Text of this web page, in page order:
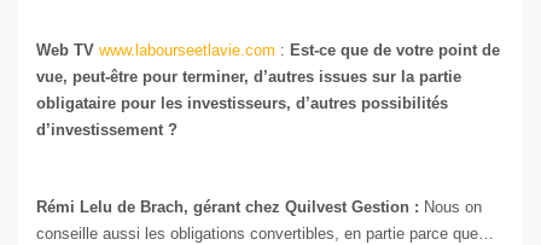
Web TV www.labourseetlavie.com : Est-ce que de votre point de
vue, peut-être pour terminer, d’autres issues sur la partie
obligataire pour les investisseurs, d’autres possibilités
d’investissement ?
Rémi Lelu de Brach, gérant chez Quilvest Gestion : Nous on
conseille aussi les obligations convertibles, en partie parce que…